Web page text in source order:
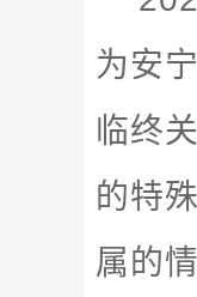
为安
临终
的特
属的